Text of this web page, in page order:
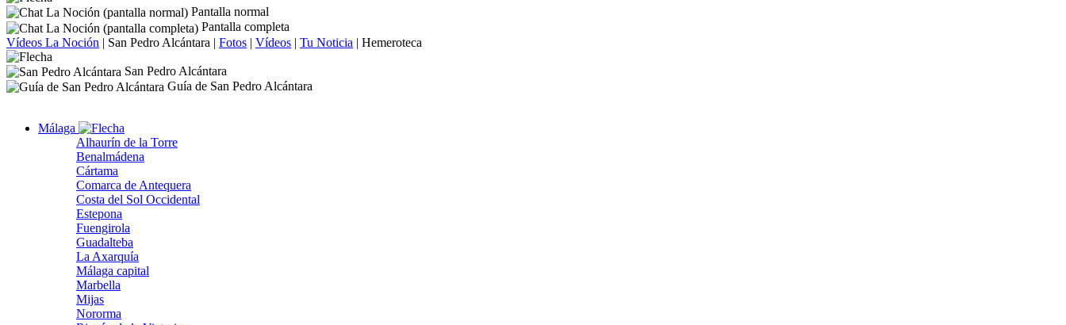
Pantalla normal
Pantalla completa
Vídeos La Noción | San Pedro Alcántara | Fotos | Vídeos | Tu Noticia | Hemeroteca
San Pedro Alcántara
Guía de San Pedro Alcántara
Málaga
Alhaurín de la Torre
Benalmádena
Cártama
Comarca de Antequera
Costa del Sol Occidental
Estepona
Fuengirola
Guadalteba
La Axarquía
Málaga capital
Marbella
Mijas
Nororma